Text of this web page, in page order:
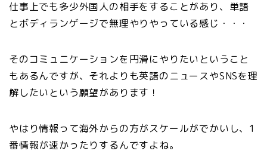
仕事上でも多少外国人の相手をすることがあり、単語
とボディランゲージで無理やりやっている感じ・・・
そのコミュニケーションを円滑にやりたいということ
もあるんですが、それよりも英語のニュースやSNSを理
解したいという願望があります！
やはり情報って海外からの方がスケールがでかいし、1
番情報が速かったりするんですよね。